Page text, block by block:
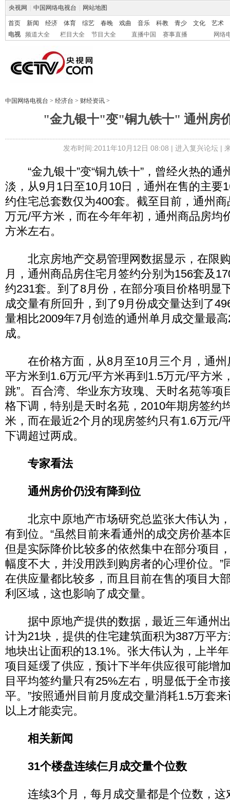
央视网 中国网络电视台 网站地图
首页 新闻 经济 体育 综艺 春晚 戏曲 音乐 科教 青少 文化
艺术
电视
频道大全 栏目大全 节目大全 直播中国 赛事直播 网络
中国网络电视台 > 经济台 > 财经资讯 >
"金九银十"变"铜九铁十" 通州房
发布时间:2011年10月12日 08:08 | 进入复兴论坛|
“金九银十”变“铜九铁十”，曾经火热的通
淡，从9月1日至10月10日，通州在售的主要
约住宅总套数仅为400套。截至目前，通州
万元/平方米，而在今年年初，通州商品房均
方米左右。
北京房地产交易管理网数据显示，在限
月，通州商品房住宅月签约分别为156套及
约231套。到了8月份，在部分项目价格明显
成交量有所回升，到了9月份成交量达到了
量相比2009年7月创造的通州单月成交量最
成。
在价格方面，从8月至10月三个月，通州
平方米到1.6万元/平方米再到1.5万元/平方米
跳”。百合湾、华业东方玫瑰、天时名苑等项
格下调，特别是天时名苑，2010年期房签约
米，而在最近2个月的现房签约只有1.6万元/
下调超过两成。
专家看法
通州房价仍没有降到位
北京中原地产市场研究总监张大伟认为
有到位。“虽然目前来看通州的成交房价基本
但是实际降价比较多的依然集中在部分项目
幅度不大，并没用跌到购房者的心理价位。”
在供应量都比较多，而且目前在售的项目大
利区域，这也影响了成交量。
据中原地产提供的数据，最近三年通州
计为21块，提供的住宅建筑面积为387万平
地块出让面积的13.1%。张大伟认为，上半
项目延缓了供应，预计下半年供应很可能增
目平均签约量只有25%左右，明显低于全市
平。”按照通州目前月度成交量消耗1.5万套
以上才能卖完。
相关新闻
31个楼盘连续仨月成交量个位数
连续3个月，每月成交量都是个位数，这